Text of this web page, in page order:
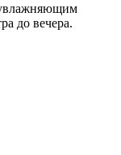
до вечера.